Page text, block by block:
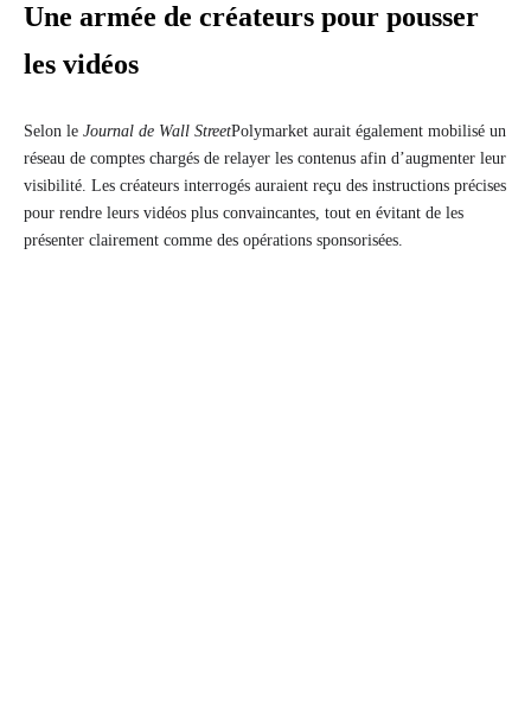
Une armée de créateurs pour pousser
les vidéos
Selon le Journal de Wall StreetPolymarket aurait également mobilisé un
réseau de comptes chargés de relayer les contenus afin d’augmenter leur
visibilité. Les créateurs interrogés auraient reçu des instructions précises
pour rendre leurs vidéos plus convaincantes, tout en évitant de les
présenter clairement comme des opérations sponsorisées.